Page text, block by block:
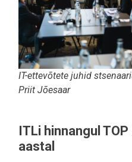
IT-ettevõtete juhid
Priit Jõesaar
ITLi hinnangul
aastal